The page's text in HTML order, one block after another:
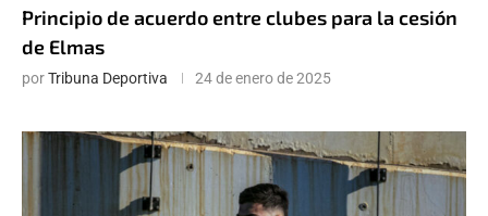
Principio de acuerdo entre clubes para la cesión
de Elmas
porTribuna Deportiva 24 de enero de 2025